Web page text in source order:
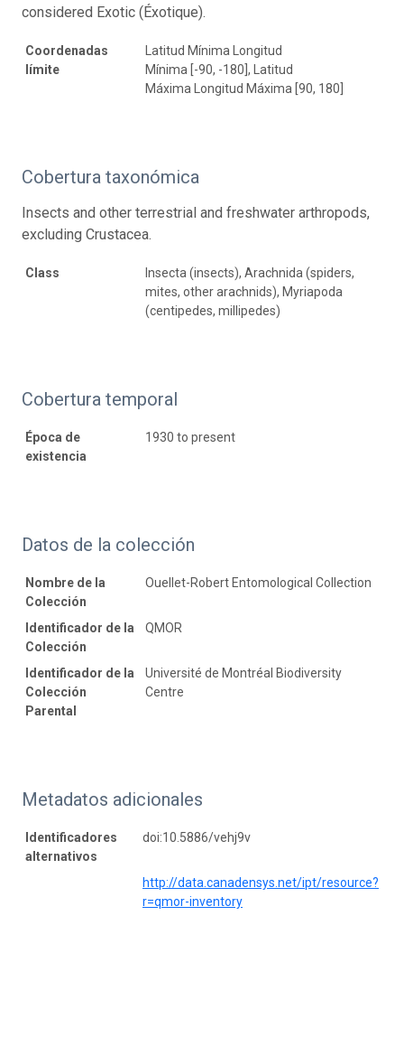
considered Exotic (Éxotique).
Coordenadas
límite
Latitud Mínima Longitud
Mínima [-90, -180], Latitud
Máxima Longitud Máxima [90, 180]
Cobertura taxonómica
Insects and other terrestrial and freshwater arthropods,
excluding Crustacea.
Class
Insecta (insects), Arachnida (spiders,
mites, other arachnids), Myriapoda
(centipedes, millipedes)
Cobertura temporal
Época de
existencia
1930 to present
Datos de la colección
Nombre de la
Colección
Ouellet-Robert Entomological Collection
Identificador de la
Colección
QMOR
Identificador de la
Colección
Parental
Université de Montréal Biodiversity
Centre
Metadatos adicionales
Identificadores
alternativos
doi:10.5886/vehj9v
http://data.canadensys.net/ipt/resource?
r=qmor-inventory